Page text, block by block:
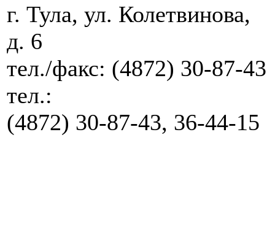
г. Тула, ул. Колетвинова,
д. 6
тел./факс: (4872) 30-87-43
тел.:
(4872) 30-87-43, 36-44-15